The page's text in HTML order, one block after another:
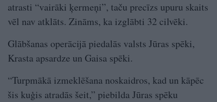
atrasti “vairāki ķermeņi”, taču precīzs upuru skaits
vēl nav atklāts. Zināms, ka izglābti 32 cilvēki.
Glābšanas operācijā piedalās valsts Jūras spēki,
Krasta apsardze un Gaisa spēki.
“Turpmākā izmeklēšana noskaidros, kad un kāpēc
šis kuģis atradās šeit,” piebilda Jūras spēku